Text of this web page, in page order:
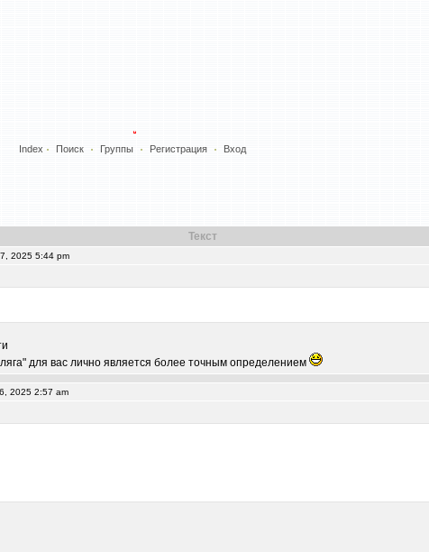
Index Поиск Группы Регистрация Вход
Текст
2025 5:44 pm
для вас лично является более точным определением
2025 2:57 am